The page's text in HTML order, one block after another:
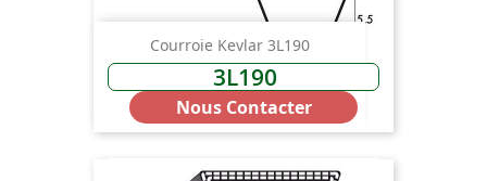
Courroie Kevlar 3L190
3L190
Nous Contacter